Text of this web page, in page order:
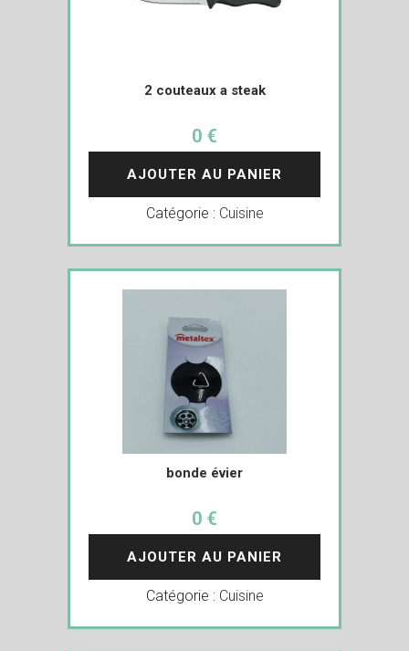
2 couteaux a steak
0 €
AJOUTER AU PANIER
Catégorie : Cuisine
bonde évier
0 €
AJOUTER AU PANIER
Catégorie : Cuisine